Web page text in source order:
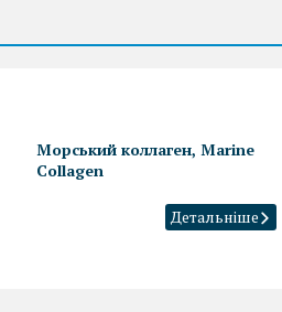
Морський коллаген, Marine
Collagen